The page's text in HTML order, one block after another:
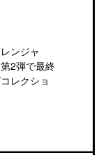
ンジャ
2弾で最終
レクショ